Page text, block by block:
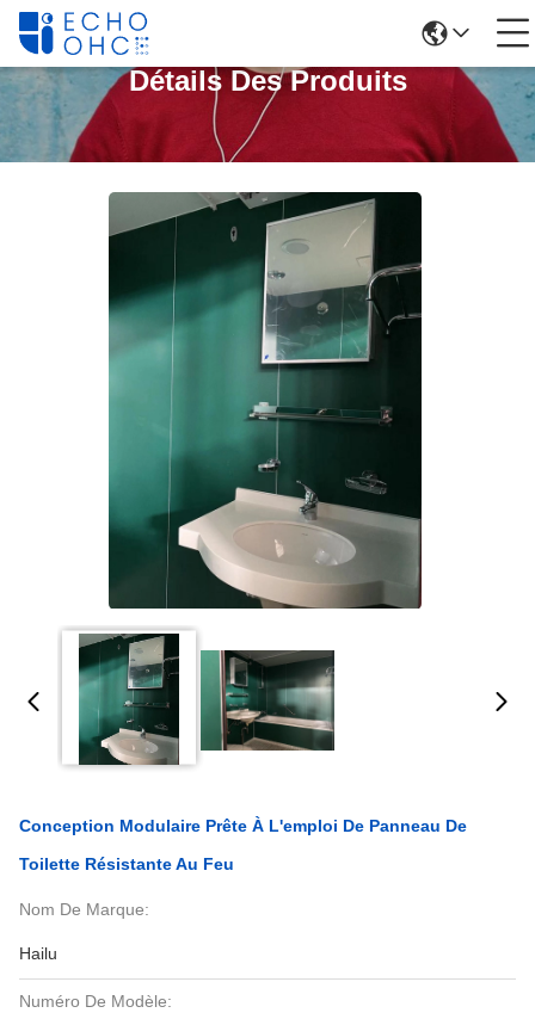
Détails Des Produits
Conception Modulaire Prête À L'emploi De Panneau De
Toilette Résistante Au Feu
Nom De Marque:
Hailu
Numéro De Modèle: